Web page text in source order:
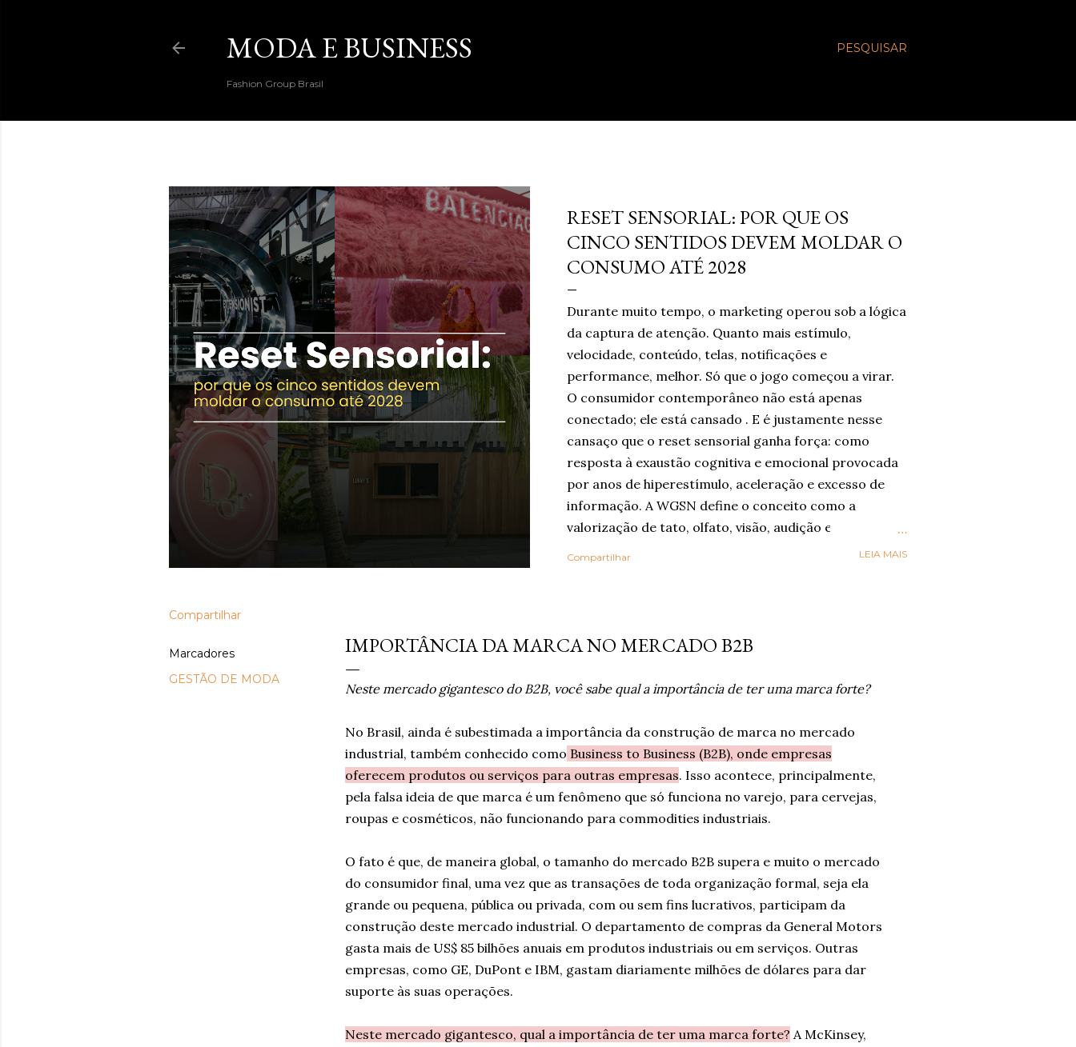
PESQUISAR
MODA E BUSINESS
Fashion Group Brasil
RESET SENSORIAL: POR QUE OS
CINCO SENTIDOS DEVEM MOLDAR O
CONSUMO ATÉ 2028
Durante muito tempo, o marketing operou sob a lógica
da captura de atenção. Quanto mais estímulo,
velocidade, conteúdo, telas, notificações e
performance, melhor. Só que o jogo começou a virar.
O consumidor contemporâneo não está apenas
conectado; ele está cansado . E é justamente nesse
cansaço que o reset sensorial ganha força: como
resposta à exaustão cognitiva e emocional provocada
por anos de hiperestímulo, aceleração e excesso de
informação. A WGSN define o conceito como a
valorização de tato, olfato, visão, audição e paladar
como ferramentas de bem-estar, presença e conexão .
Life Trends 2025 , descreve o movimento de Social
Rewilding , segundo o qual as pessoas buscam mais
experiências. Na pesquisa da consultoria, 42%
se...
Compartilhar LEIA MAIS
Compartilhar
Marcadores
GESTÃO DE MODA
IMPORTÂNCIA DA MARCA NO MERCADO B2B
Neste mercado gigantesco do B2B, você sabe qual a importância de ter uma marca forte?
No Brasil, ainda é subestimada a importância da construção de marca no mercado
industrial, também conhecido como Business to Business (B2B), onde empresas
oferecem produtos ou serviços para outras empresas. Isso acontece, principalmente,
pela falsa ideia de que marca é um fenômeno que só funciona no varejo, para cervejas,
roupas e cosméticos, não funcionando para commodities industriais.
O fato é que, de maneira global, o tamanho do mercado B2B supera e muito o mercado
do consumidor final, uma vez que as transações de toda organização formal, seja ela
grande ou pequena, pública ou privada, com ou sem fins lucrativos, participam da
construção deste mercado industrial. O departamento de compras da General Motors
gasta mais de US$ 85 bilhões anuais em produtos industriais ou em serviços. Outras
empresas, como GE, DuPont e IBM, gastam diariamente milhões de dólares para dar
suporte às suas operações.
Neste mercado gigantesco, qual a importância de ter uma marca forte? A McKinsey,